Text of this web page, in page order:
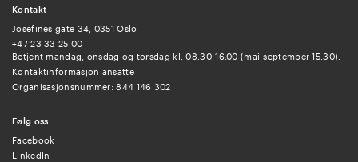
Kontakt
Josefines gate 34, 0351 Oslo
+47 23 33 25 00
Betjent mandag, onsdag og torsdag kl. 08.30-16.00 (mai-september 15.30).
Kontaktinformasjon ansatte
Organisasjonsnummer: 844 146 302
Følg oss
Facebook
LinkedIn